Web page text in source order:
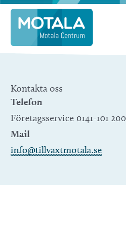
Hoppa
Kontakta oss
Telefon
Företagsservice 0141-101 200
Mail
info@tillvaxtmotala.se